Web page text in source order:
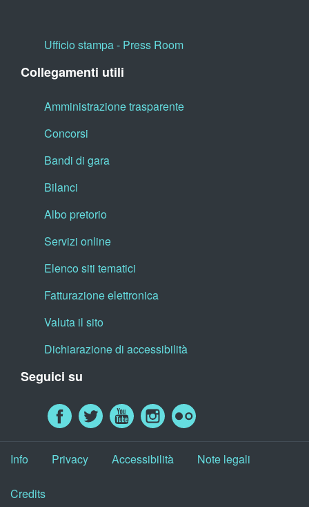
Ufficio stampa - Press Room
Collegamenti utili
Amministrazione trasparente
Concorsi
Bandi di gara
Bilanci
Albo pretorio
Servizi online
Elenco siti tematici
Fatturazione elettronica
Valuta il sito
Dichiarazione di accessibilità
Seguici su
Info Privacy Accessibilità Note legali
Credits